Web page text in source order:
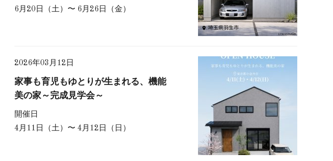
6月20日（土）〜 6月26日（金）
2026年03月12日
家事も育児もゆとりが生まれる、機能
美の家～完成見学会～
開催日
4月11日（土）〜 4月12日（日）